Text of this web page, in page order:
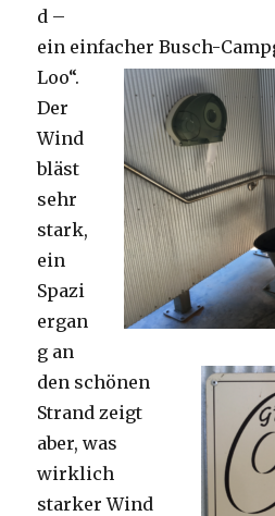
d –
ein einfacher Busch-
Loo“.
Der
Wind
bläst
sehr
stark,
ein
Spazi
ergan
g an
den schönen
Strand zeigt
aber, was
wirklich
starker Wind